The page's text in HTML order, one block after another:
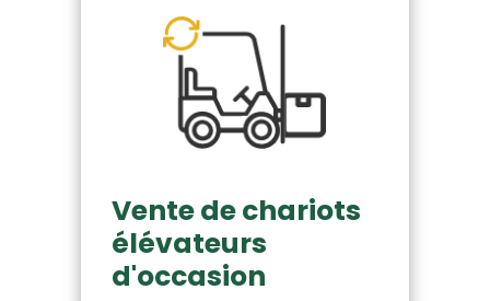
Vente de chariots
élévateurs
d'occasion